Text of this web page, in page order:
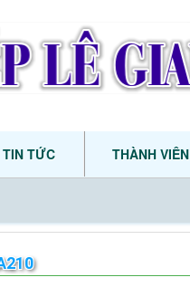
TIN TỨC THÀNH VIÊN